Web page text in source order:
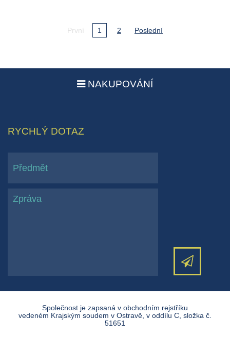
První 1 2 Poslední
NAKUPOVÁNÍ
RYCHLÝ DOTAZ
Společnost je zapsaná v obchodním rejstříku
vedeném Krajským soudem v Ostravě, v oddílu C, složka č.
51651